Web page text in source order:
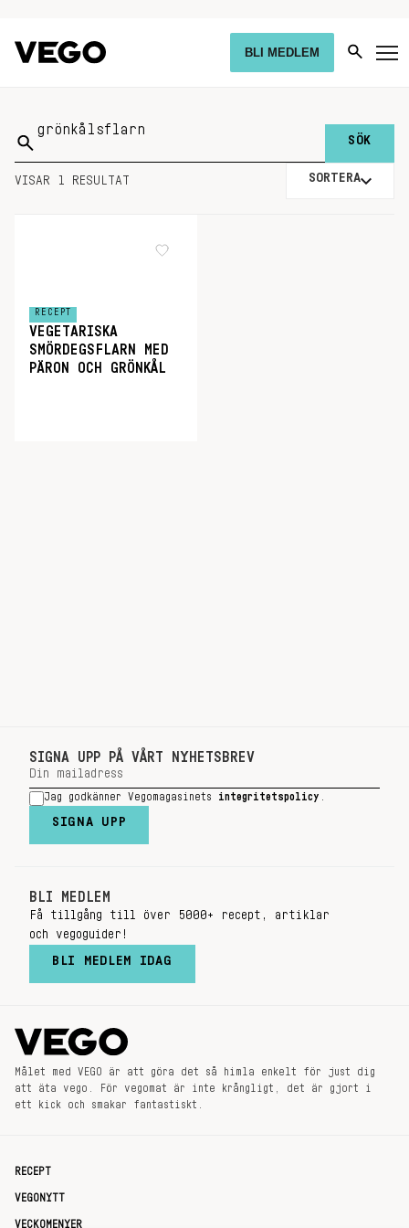
BLI MEDLEM
Sök
på:
VISAR 1 RESULTAT SORTERA
RECEPT
VEGETARISKA
SMÖRDEGSFLARN MED
PÄRON OCH GRÖNKÅL
SIGNA UPP PÅ VÅRT NYHETSBREV
Jag godkänner Vegomagasinets integritetspolicy
SIGNA UPP
BLI MEDLEM
Få tillgång till över 5000+ recept, artiklar
och vegoguider!
BLI MEDLEM IDAG
Målet med VEGO är att göra det så himla enkelt för just dig
att äta vego. För vegomat är inte krångligt, det är gjort i
ett kick och smakar fantastiskt.
RECEPT
VEGONYTT
VECKOMENYER